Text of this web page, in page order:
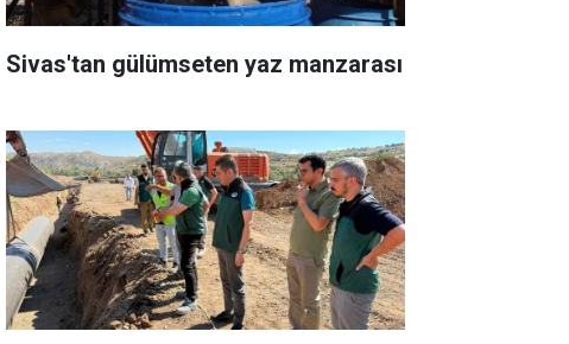
Sivas'tan gülümseten yaz manzarası